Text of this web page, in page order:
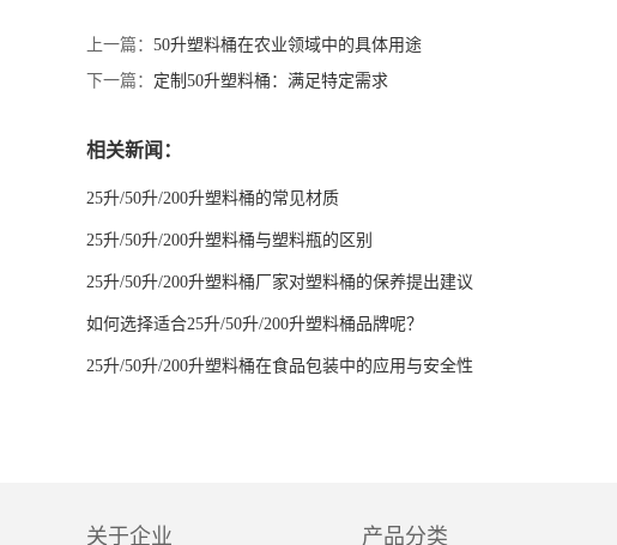
上一篇： 50升塑料桶在农业领域中的具体用途
下一篇： 定制50升塑料桶：满足特定需求
相关新闻：
25升/50升/200升塑料桶的常见材质
25升/50升/200升塑料桶与塑料瓶的区别
25升/50升/200升塑料桶厂家对塑料桶的保养提出建议
如何选择适合25升/50升/200升塑料桶品牌呢？
25升/50升/200升塑料桶在食品包装中的应用与安全性
关于企业 产品分类